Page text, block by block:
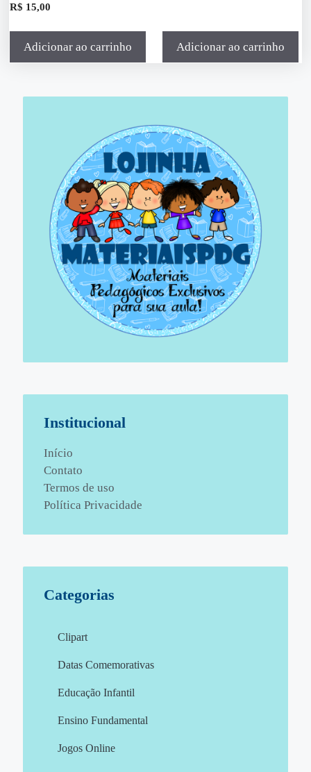
R$ 15,00
Adicionar ao carrinho Adicionar ao carrinho
Institucional
Início
Contato
Termos de uso
Política Privacidade
Categorias
Clipart
Datas Comemorativas
Educação Infantil
Ensino Fundamental
Jogos Online